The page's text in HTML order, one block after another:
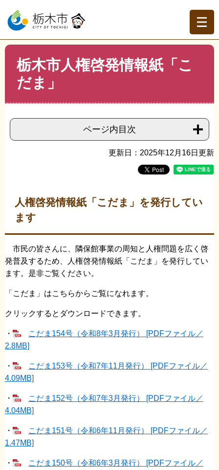
ー
の
先
ニ
ー
を
本
トップページ >分類でさがす >くらしの情報 > 人権・男
女平等・外国人
ま」
栃木市人権啓発情報紙「こ
だま」
ページ内目次
更新日：2025年12月16日更新
人権啓発情報紙「こだま」を発行してい
ます
市民の皆さんに、隣保館事業の周知と人権問題を広く啓
発普及するため、人権啓発情報紙「こだま」を発行してい
ます。是非ご覧ください。
「こだま」はこちらからご覧になれます。
クリックするとダウンロードできます。
・
こだま154号（令和8年3月発行） [PDFファイル／
2.8MB]
・
こだま153号（令和7年11月発行） [PDFファイル／
4.09MB]
・
こだま152号（令和7年3月発行） [PDFファイル／
4.04MB]
・
こだま151号（令和6年11月発行） [PDFファイル／
1.47MB]
・
こだま150号（令和6年3月発行） [PDFファイル／